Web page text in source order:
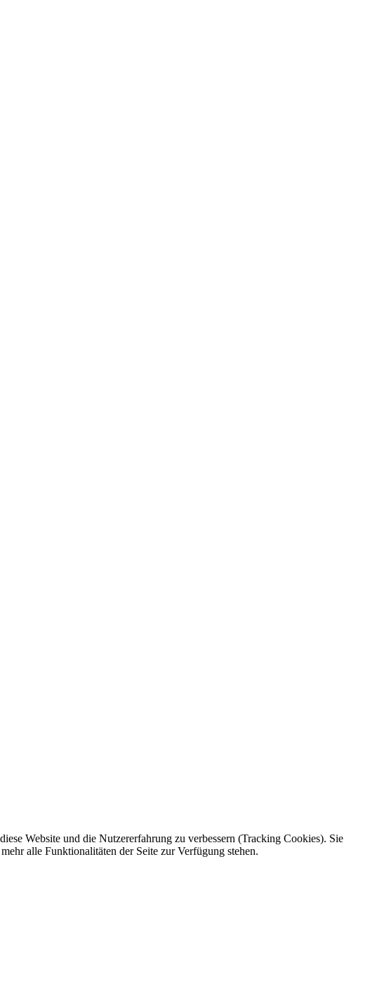
Website und die Nutzererfahrung zu verbessern (Tracking Cookies). Sie
alle Funktionalitäten der Seite zur Verfügung stehen.